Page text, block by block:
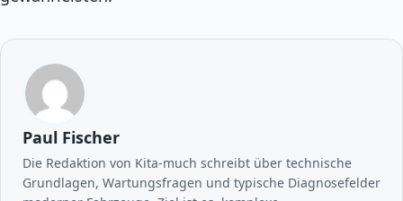
Paul Fischer
Die Redaktion von Kita-much schreibt über technische
Grundlagen, Wartungsfragen und typische Diagnosefelder